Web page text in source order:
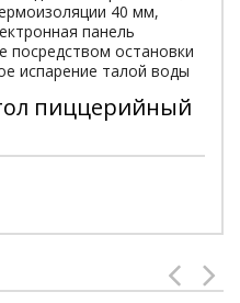
40 мм,
панель
посредством остановки
испарение талой воды
пиццерийный